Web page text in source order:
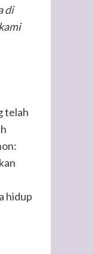
di
telah
hidup